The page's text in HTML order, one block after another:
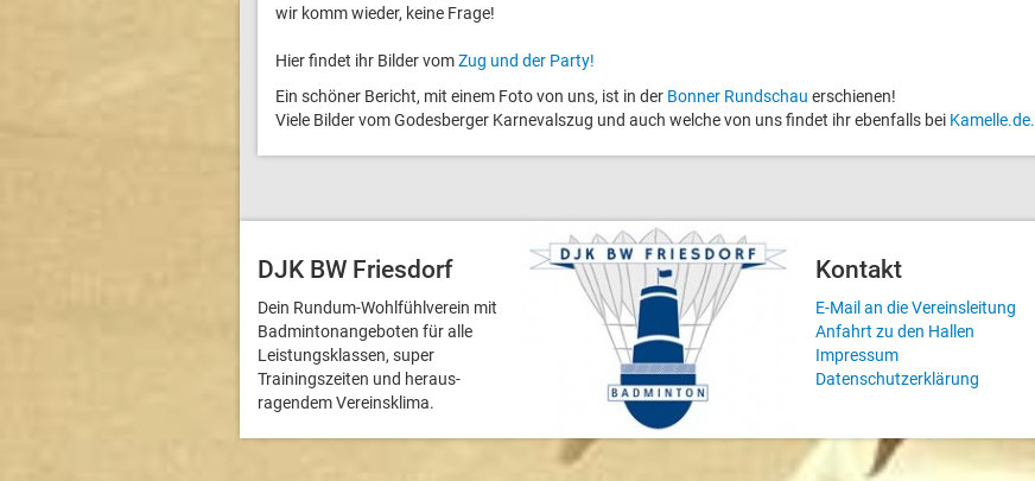
wir komm wieder, keine Frage!
Hier findet ihr Bilder vomZug und der Party!
Ein schöner Bericht, mit einem Foto von uns, ist in der Bonner Rundschau erschienen!
Viele Bilder vom Godesberger Karnevalszug und auch welche von uns findet ihr ebenfalls bei Kamelle.de.
DJK BW Friesdorf
Dein Rundum-Wohlfühlverein mit
Badmintonangeboten für alle
Leistungsklassen, super
Trainingszeiten und heraus­
ragendem Vereinsklima.
Kontakt
E-Mail an die Vereinsleitung
Anfahrt zu den Hallen
Impressum
Datenschutzerklärung